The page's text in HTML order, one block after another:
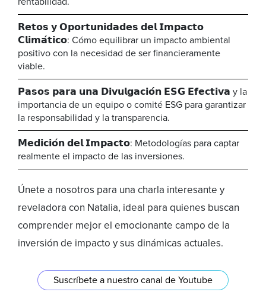
𝗥𝗲𝘁𝗼𝘀 𝘆 𝗢𝗽𝗼𝗿𝘁𝘂𝗻𝗶𝗱𝗮𝗱𝗲𝘀 𝗱𝗲𝗹 𝗜𝗺𝗽𝗮𝗰𝘁𝗼
𝗖𝗹𝗶𝗺𝗮́𝘁𝗶𝗰𝗼: Cómo equilibrar un impacto ambiental
positivo con la necesidad de ser financieramente
viable.
𝗣𝗮𝘀𝗼𝘀 𝗽𝗮𝗿𝗮 𝘂𝗻𝗮 𝗗𝗶𝘃𝘂𝗹𝗴𝗮𝗰𝗶𝗼́𝗻 𝗘𝗦𝗚 𝗘𝗳𝗲𝗰𝘁𝗶𝘃𝗮 y la
importancia de un equipo o comité ESG para garantizar
la responsabilidad y la transparencia.
𝗠𝗲𝗱𝗶𝗰𝗶𝗼́𝗻 𝗱𝗲𝗹 𝗜𝗺𝗽𝗮𝗰𝘁𝗼: Metodologías para captar
realmente el impacto de las inversiones.
Únete a nosotros para una charla interesante y
reveladora con Natalia, ideal para quienes buscan
comprender mejor el emocionante campo de la
inversión de impacto y sus dinámicas actuales.
Suscríbete a nuestro canal de Youtube